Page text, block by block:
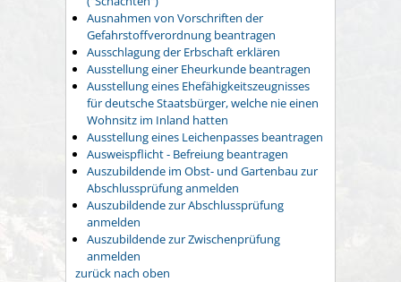
Ausnahmen von Vorschriften der
Gefahrstoffverordnung beantragen
Ausschlagung der Erbschaft erklären
Ausstellung einer Eheurkunde beantragen
Ausstellung eines Ehefähigkeitszeugnisses
für deutsche Staatsbürger, welche nie einen
Wohnsitz im Inland hatten
Ausstellung eines Leichenpasses beantragen
Ausweispflicht - Befreiung beantragen
Auszubildende im Obst- und Gartenbau zur
Abschlussprüfung anmelden
Auszubildende zur Abschlussprüfung
anmelden
Auszubildende zur Zwischenprüfung
anmelden
zurück nach oben